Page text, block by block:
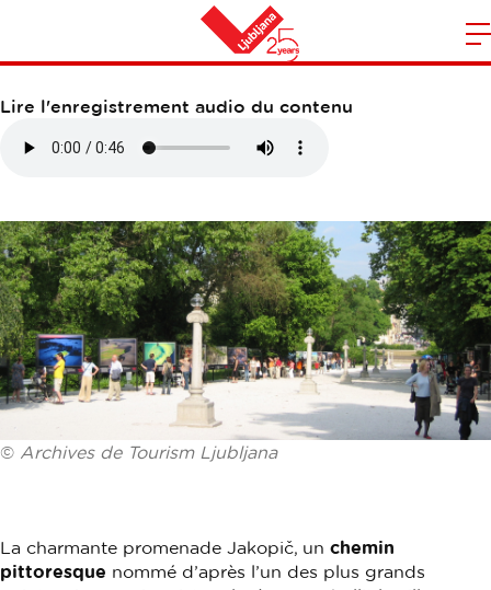
Maison
PROMENADE JAKOPIČ
Lire l'enregistrement audio du contenu
© Archives de Tourism Ljubljana
La charmante promenade Jakopič, un chemin
pittoresque nommé d’après l’un des plus grands